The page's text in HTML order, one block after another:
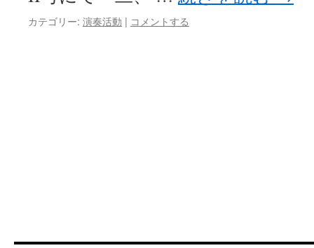
カテゴリー: 演奏活動 | コメントする